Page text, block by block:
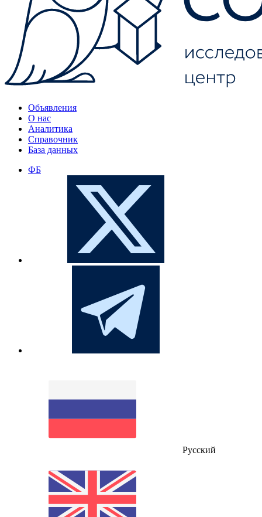
Объявления
О нас
Аналитика
Справочник
База данных
ФБ
Русский